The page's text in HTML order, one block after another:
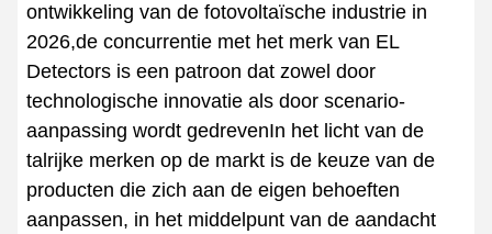
ontwikkeling van de fotovoltaïsche industrie in
2026,de concurrentie met het merk van EL
Detectors is een patroon dat zowel door
technologische innovatie als door scenario-
aanpassing wordt gedrevenIn het licht van de
talrijke merken op de markt is de keuze van de
producten die zich aan de eigen behoeften
aanpassen, in het middelpunt van de aandacht